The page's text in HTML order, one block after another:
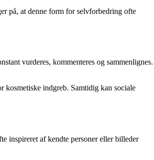
på, at denne form for selvforbedring ofte
vurderes, kommenteres og sammenlignes.
kosmetiske indgreb. Samtidig kan sociale
inspireret af kendte personer eller billeder